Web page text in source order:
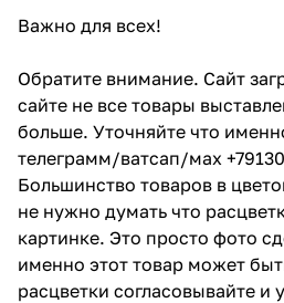
Важно для всех!
Обратите внимание. Сайт
сайте не все товары
больше. Уточняйте что
телеграмм/ватсап/мах
Большинство товаров в
не нужно думать что
картинке. Это просто фото
именно этот товар может
расцветки согласовывайте и